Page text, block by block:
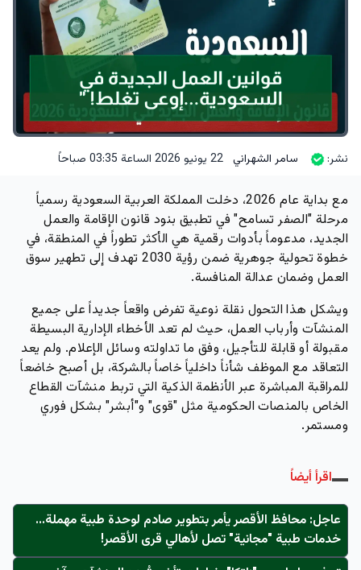
نشر: سامر الشهراني 22 يونيو 2026 الساعة 03:35 صباحاً
مع بداية عام 2026، دخلت المملكة العربية السعودية رسمياً
مرحلة "الصفر تسامح" في تطبيق بنود قانون الإقامة والعمل
الجديد، مدعوماً بأدوات رقمية هي الأكثر تطوراً في المنطقة، في
خطوة تحولية جوهرية ضمن رؤية 2030 تهدف إلى تطهير سوق
العمل وضمان عدالة المنافسة.
ويشكل هذا التحول نقلة نوعية تفرض واقعاً جديداً على جميع
المنشآت وأرباب العمل، حيث لم تعد الأخطاء الإدارية البسيطة
مقبولة أو قابلة للتأجيل، وفق ما تداولته وسائل الإعلام. ولم يعد
التعاقد مع الموظف شأناً داخلياً خاصاً بالشركة، بل أصبح خاضعاً
للمراقبة المباشرة عبر الأنظمة الذكية التي تربط منشآت القطاع
الخاص بالمنصات الحكومية مثل "قوى" و"أبشر" بشكل فوري
ومستمر.
اقرأ أيضاً
عاجل: محافظ الأقصر يأمر بتطوير صادم لوحدة طبية مهملة...
خدمات طبية "مجانية" تصل لأهالي قرى الأقصر!